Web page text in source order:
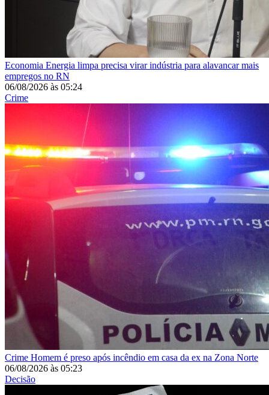
Economia Energia limpa precisa virar indústria para alavancar mais
empregos no RN
06/08/2026 às 05:24
Crime
Crime Homem é preso após incêndio em casa da ex na Zona Norte
06/08/2026 às 05:23
Decisão